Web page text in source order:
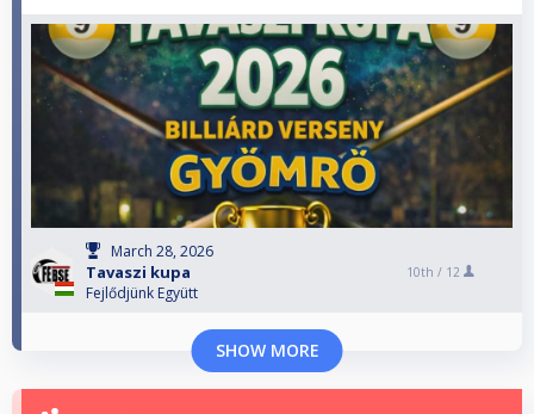
March 28, 2026
Tavaszi kupa
Fejlődjünk Együtt
10th / 12
SHOW MORE